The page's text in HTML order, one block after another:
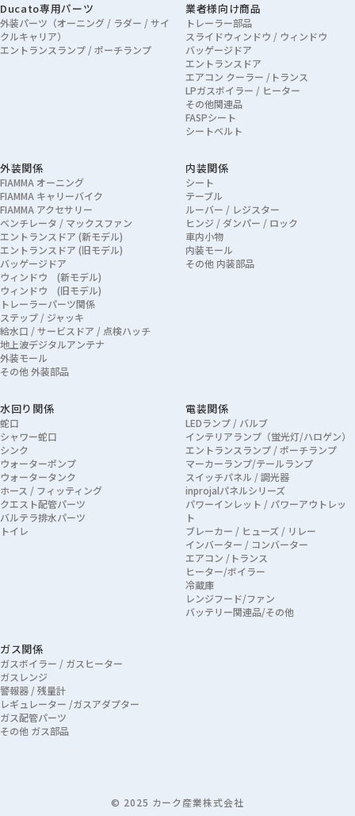
Ducato専用パーツ
外装パーツ（オーニング / ラダー / サイ
クルキャリア）
エントランスランプ / ポーチランプ
業者様向け商品
トレーラー部品
スライドウィンドウ / ウィンドウ
バッゲージドア
エントランスドア
エアコン クーラー /トランス
LPガスボイラー / ヒーター
その他関連品
FASPシート
シートベルト
外装関係
FIAMMA オーニング
FIAMMA キャリーバイク
FIAMMA アクセサリー
ベンチレータ / マックスファン
エントランスドア (新モデル)
エントランスドア (旧モデル)
バッゲージドア
ウィンドウ (新モデル)
ウィンドウ (旧モデル)
トレーラーパーツ関係
ステップ / ジャッキ
給水口 / サービスドア / 点検ハッチ
地上波デジタルアンテナ
外装モール
その他 外装部品
内装関係
シート
テーブル
ルーバー / レジスター
ヒンジ / ダンパー / ロック
車内小物
内装モール
その他 内装部品
水回り関係
蛇口
シャワー蛇口
シンク
ウォーターポンプ
ウォータータンク
ホース / フィッティング
クエスト配管パーツ
バルテラ排水パーツ
トイレ
電装関係
LEDランプ / バルブ
インテリアランプ（蛍光灯/ハロゲン）
エントランスランプ / ポーチランプ
マーカーランプ/テールランプ
スイッチパネル / 調光器
inprojalパネルシリーズ
パワーインレット / パワーアウトレッ
ト
ブレーカー / ヒューズ / リレー
インバーター / コンバーター
エアコン /トランス
ヒーター/ボイラー
冷蔵庫
レンジフード/ファン
バッテリー関連品/その他
ガス関係
ガスボイラー / ガスヒーター
ガスレンジ
警報器 / 残量計
レギュレーター /ガスアダプター
ガス配管パーツ
その他 ガス部品
© 2025 カーク産業株式会社